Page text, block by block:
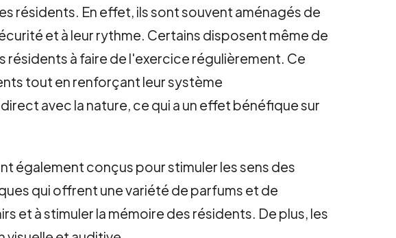
résidents. En effet, ils sont souvent aménagés de
et à leur rythme. Certains disposent même de
à faire de l'exercice régulièrement. Ce
tout en renforçant leur système
avec la nature, ce qui a un effet bénéfique sur
également conçus pour stimuler les sens des
qui offrent une variété de parfums et de
et à stimuler la mémoire des résidents. De plus, les